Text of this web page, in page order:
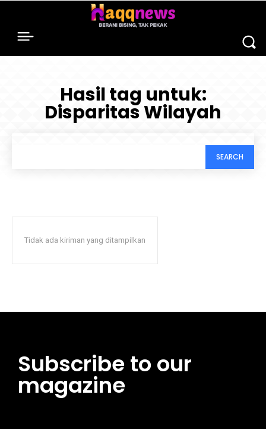
Hasil tag untuk:
Disparitas Wilayah
SEARCH
Tidak ada kiriman yang ditampilkan
Subscribe to our
magazine